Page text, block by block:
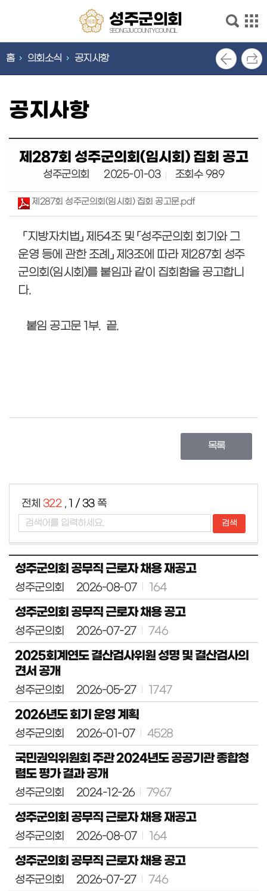
군
COUNTY
COUNCIL
의
안
의
소
식
의
원
소
개
회
의
여
마
당
보
공
개
이
용
안
내
성주군의회
SEONGJU COUNTY COUNCIL
홈 의회소식 공지사항
공지사항
제287회 성주군의회(임시회) 집회 공고
성주군의회 2025-01-03 조회수 989
제287회 성주군의회(임시회) 집회 공고문.pdf
「 지방자치법 」 제 54조 및 「 성주군의회 회기와 그
운영 등에 관한 조례 」 제 3조에 따라 제 287회 성주
군의회 (임시회 )를붙임과 같이 집회함을 공고합니
다.
붙임 공고문 1부. 끝.
목록
전체 322 , 1 / 33 쪽
성주군의회 공무직 근로자 채용 재공고
성주군의회 2026-08-07 164
성주군의회 공무직 근로자 채용 공고
성주군의회 2026-07-27 746
2025회계연도 결산검사위원 성명 및 결산검사의
견서 공개
성주군의회 2026-05-27 1747
2026년도 회기 운영 계획
성주군의회 2026-01-07 4528
국민권익위원회 주관 2024년도 공공기관 종합청
렴도 평가 결과 공개
성주군의회 2024-12-26 7967
성주군의회 공무직 근로자 채용 재공고
성주군의회 2026-08-07 164
성주군의회 공무직 근로자 채용 공고
성주군의회 2026-07-27 746